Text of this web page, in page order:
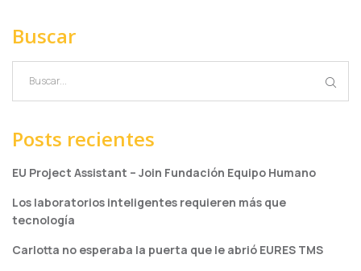
Buscar
Posts recientes
EU Project Assistant – Join Fundación Equipo Humano
Los laboratorios inteligentes requieren más que
tecnología
Carlotta no esperaba la puerta que le abrió EURES TMS